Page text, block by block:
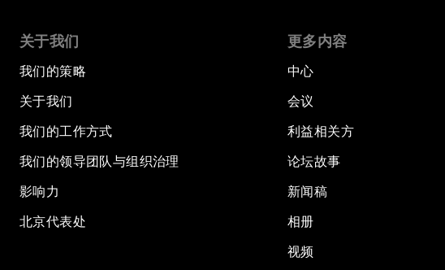
关于我们
我们的策略
关于我们
我们的工作方式
我们的领导团队与组织治理
影响力
北京代表处
更多内容
中心
会议
利益相关方
论坛故事
新闻稿
相册
视频